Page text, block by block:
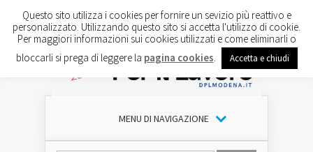
MENU DI NAVIGAZIONE
Questo sito utilizza i cookies per fornire un sevizio più reattivo e
personalizzato. Utilizzando questo sito si accetta l'utilizzo di cookie.
Per maggiori informazioni sui cookies utilizzati e come eliminarli o
bloccarli si prega di leggere la pagina cookies Accetta e chiudi